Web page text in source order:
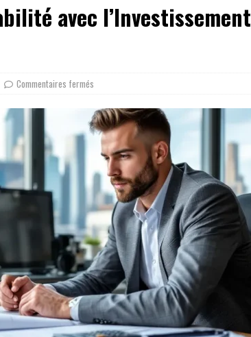
le monde possèdent leurs locaux
ACTU IMMO
postes de dépenses à anticiper TRAVAUX
avec l’Investissement
Commentaires fermés